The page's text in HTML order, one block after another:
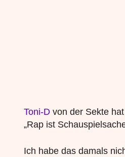
Toni-Dvon der Sekte
„Rap ist
Ich habe das damals